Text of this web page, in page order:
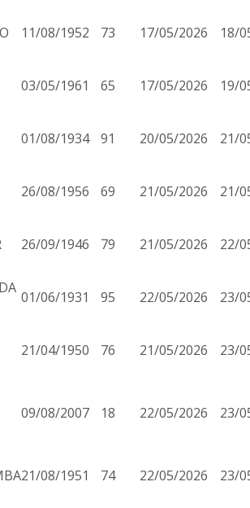
11/08/1952 73 17/05/2026 18/
03/05/1961 65 17/05/2026 19/
01/08/1934 91 20/05/2026 21/
26/08/1956 69 21/05/2026 21/
26/09/1946 79 21/05/2026 22/
01/06/1931 95 22/05/2026 23/
21/04/1950 76 21/05/2026 23/
09/08/2007 18 22/05/2026 23/
21/08/1951 74 22/05/2026 23/